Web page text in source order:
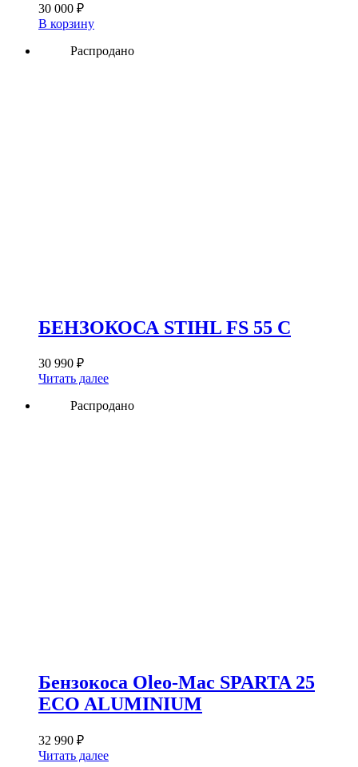
30 000 ₽
В корзину
Распродано
БЕНЗОКОСА STIHL FS 55 C
30 990 ₽
Читать далее
Распродано
Бензокоса Oleo-Mac SPARTA 25
ECO ALUMINIUM
32 990 ₽
Читать далее